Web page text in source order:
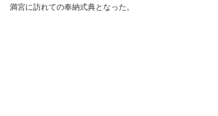
満宮に訪れての奉納式典となった。